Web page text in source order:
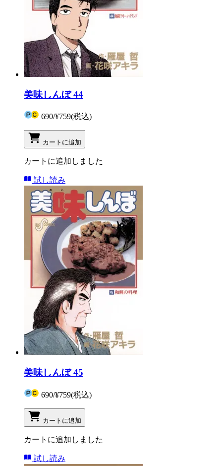
美味しんぼ 44
690/¥759(税込)
カートに追加
カートに追加しました
試し読み
美味しんぼ 45
690/¥759(税込)
カートに追加
カートに追加しました
試し読み